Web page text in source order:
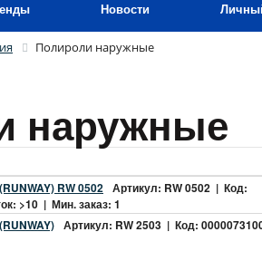
Новости
Полироли наружные
наружные
RW 0502 Артикул: RW 0502 | Код:
>10 | Мин. заказ: 1
Артикул: RW 2503 | Код: